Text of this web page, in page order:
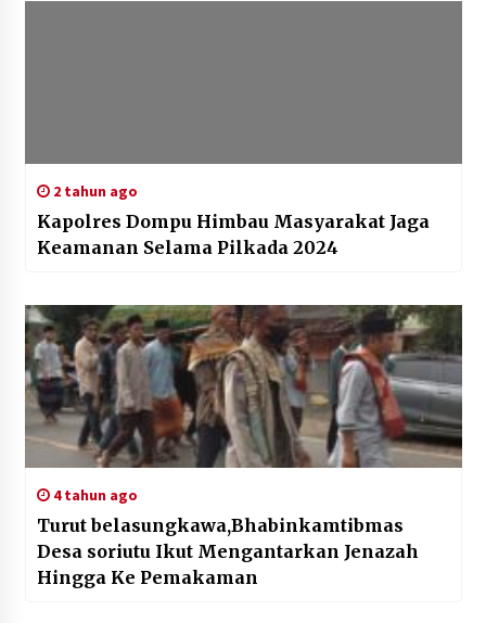
2 tahun ago
Kapolres Dompu Himbau Masyarakat Jaga
Keamanan Selama Pilkada 2024
4 tahun ago
Turut belasungkawa,Bhabinkamtibmas
Desa soriutu Ikut Mengantarkan Jenazah
Hingga Ke Pemakaman